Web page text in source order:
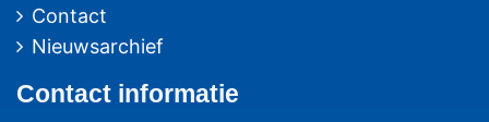
Contact
Nieuwsarchief
Contact informatie